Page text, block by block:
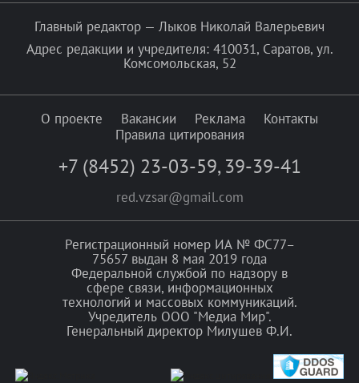
Главный редактор — Лыков Николай Валерьевич
Адрес редакции и учредителя: 410031, Саратов, ул.
Комсомольская, 52
О проекте Вакансии Реклама
Контакты
Правила цитирования
+7 (8452) 23-03-59, 39-39-41
red.vzsar@gmail.com
Регистрационный номер ИА № ФС77–
75657 выдан 8 мая 2019 года
Федеральной службой по надзору в
сфере связи, информационных
технологий и массовых коммуникаций.
Учредитель ООО "Медиа Мир".
Генеральный директор Милушев Ф.И.